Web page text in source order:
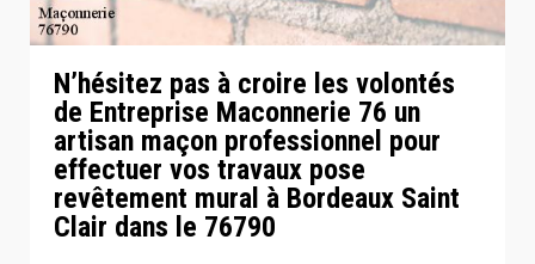
N’hésitez pas à croire les volontés
de Entreprise Maconnerie 76 un
artisan maçon professionnel pour
effectuer vos travaux pose
revêtement mural à Bordeaux Saint
Clair dans le 76790